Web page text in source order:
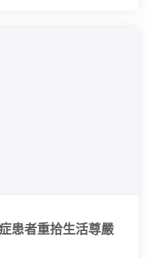
患者重拾生活尊嚴